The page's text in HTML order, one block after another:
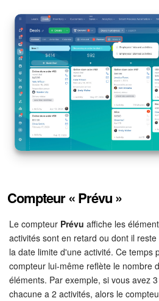
Signature électronique
Analytique
BI Builder
Automatisation
Processus d’entreprise
CRM + Boutique en ligne
Marketing
Entreprise
Market (Applications)
Compteur « Prévu »
Le compteur Prévu affiche les
activités sont en retard ou dont il
la date limite d'une activité. Ce temps
compteur lui-même reflète le nombre
éléments. Par exemple, si vous avez
chacune a 2 activités, alors le